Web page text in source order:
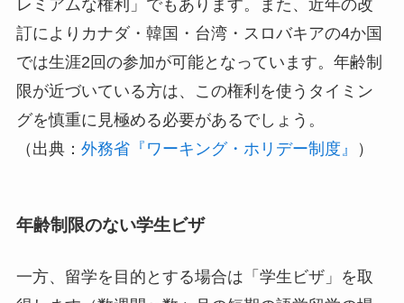
レミアムな権利」でもあります。また、近年の改
訂によりカナダ・韓国・台湾・スロバキアの4か国
では生涯2回の参加が可能となっています。年齢制
限が近づいている方は、この権利を使うタイミン
グを慎重に見極める必要があるでしょう。
（出典： 外務省『ワーキング・ホリデー制度』 ）
年齢制限のない学生ビザ
一方、留学を目的とする場合は「学生ビザ」を取